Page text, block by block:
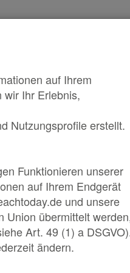
Sprache wählen
auf Ihrem
wir Ihr Erlebnis,
Nutzungsprofile erstellt.
Funktionieren unserer
auf Ihrem Endgerät
und unsere
Union übermittelt
Art. 49 (1) a
ändern.